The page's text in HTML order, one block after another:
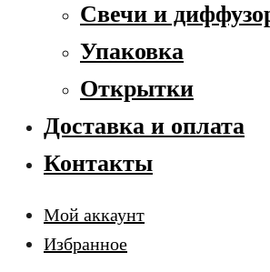
Свечи и
Упаковка
Открытки
Доставка и оплата
Контакты
Мой аккаунт
Избранное